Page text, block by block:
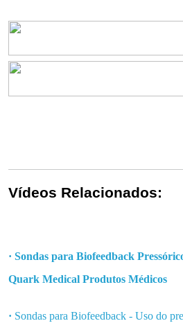
Vídeos Relacionados:
· Sondas para Biofeedback
Quark Medical Produtos Médicos
· Sondas para Biofeedback - Uso do